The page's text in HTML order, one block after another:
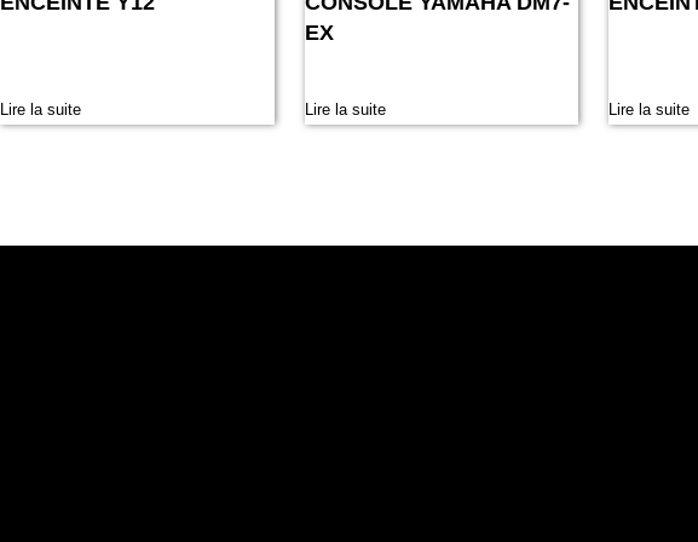
Lire la suite
EX
Lire la suite Lire la suite